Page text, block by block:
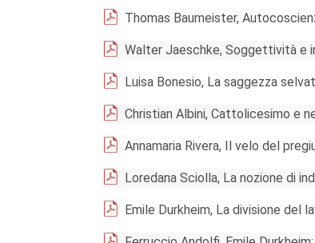
Thomas Baumeister,
Walter Jaeschke, Soggettività e
Luisa Bonesio, La saggezza
Christian Albini, Cattolicesimo e
Annamaria Rivera, Il velo del
Loredana Sciolla, La nozione di
Emile Durkheim, La divisione del